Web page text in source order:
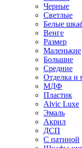
Черные
Светлые
Белые
Венге
Размер
Маленькие
Большие
Средние
Отделка и
МДФ
Пластик
Alvic Luxe
Эмаль
Акрил
ДСП
С патиной